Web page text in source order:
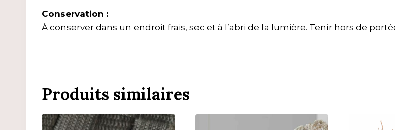
Conservation :
À conserver dans un endroit frais, sec et à l’abri de la lumière. Tenir hors de
Produits similaires